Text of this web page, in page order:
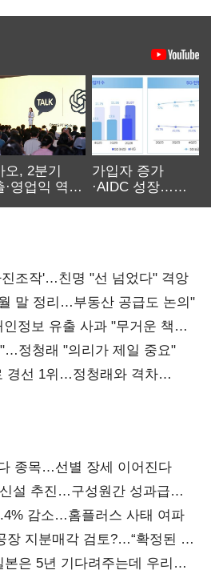
오, 2분기
·영업익 역대
가입자 증가
·AIDC 성장…
조작'…친명 "선 넘었다" 격앙
말 정리…부동산 공급도 논의"
정보 유출 사과 "무거운 책임
정청래 "의리가 제일 중요"
경선 1위…정청래와 격차
종목…선별 장세 이어진다
설 추진…구성원간 성과급
감소…홈플러스 사태 여파
장 지분매각 검토?…“확정된 바
은 5년 기다려주는데 우리는